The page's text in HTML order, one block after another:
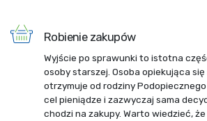
Robienie zakupów
Wyjście po sprawunki to istotna
osoby starszej. Osoba opiekująca
otrzymuje od rodziny
cel pieniądze i zazwyczaj sama
chodzi na zakupy. Warto wiedzieć,